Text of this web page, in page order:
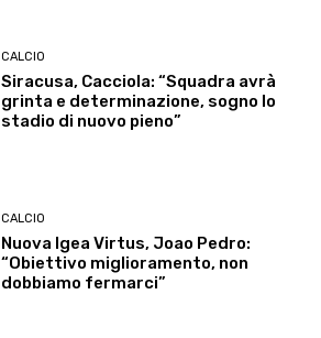
CALCIO
Siracusa, Cacciola: “Squadra avrà
grinta e determinazione, sogno lo
stadio di nuovo pieno”
CALCIO
Nuova Igea Virtus, Joao Pedro:
“Obiettivo miglioramento, non
dobbiamo fermarci”